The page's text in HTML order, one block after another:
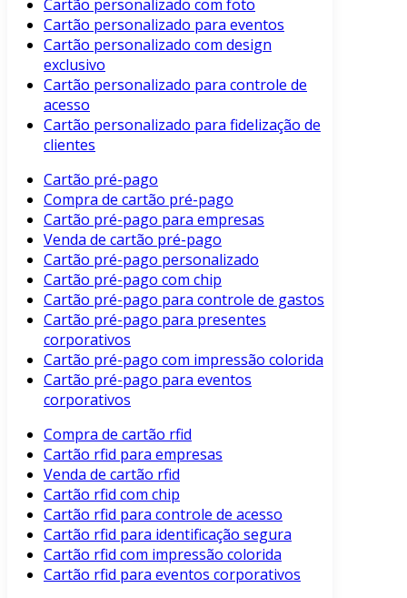
Cartão personalizado com foto
Cartão personalizado para eventos
Cartão personalizado com design
exclusivo
Cartão personalizado para controle de
acesso
Cartão personalizado para fidelização de
clientes
Cartão pré-pago
Compra de cartão pré-pago
Cartão pré-pago para empresas
Venda de cartão pré-pago
Cartão pré-pago personalizado
Cartão pré-pago com chip
Cartão pré-pago para controle de gastos
Cartão pré-pago para presentes
corporativos
Cartão pré-pago com impressão colorida
Cartão pré-pago para eventos
corporativos
Compra de cartão rfid
Cartão rfid para empresas
Venda de cartão rfid
Cartão rfid com chip
Cartão rfid para controle de acesso
Cartão rfid para identificação segura
Cartão rfid com impressão colorida
Cartão rfid para eventos corporativos